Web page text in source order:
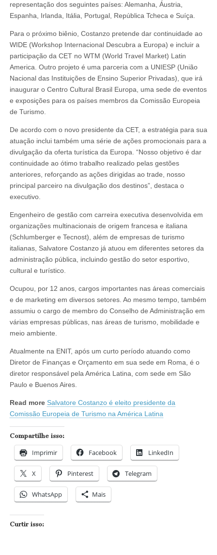
representação dos seguintes países: Alemanha, Áustria,
Espanha, Irlanda, Itália, Portugal, República Tcheca e Suíça.
Para o próximo biênio, Costanzo pretende dar continuidade ao
WIDE (Workshop Internacional Descubra a Europa) e incluir a
participação da CET no WTM (World Travel Market) Latin
America. Outro projeto é uma parceria com a UNIESP (União
Nacional das Instituições de Ensino Superior Privadas), que irá
inaugurar o Centro Cultural Brasil Europa, uma sede de eventos
e exposições para os países membros da Comissão Europeia
de Turismo.
De acordo com o novo presidente da CET, a estratégia para sua
atuação inclui também uma série de ações promocionais para a
divulgação da oferta turística da Europa. “Nosso objetivo é dar
continuidade ao ótimo trabalho realizado pelas gestões
anteriores, reforçando as ações dirigidas ao trade, nosso
principal parceiro na divulgação dos destinos”, destaca o
executivo.
Engenheiro de gestão com carreira executiva desenvolvida em
organizações multinacionais de origem francesa e italiana
(Schlumberger e Tecnost), além de empresas de turismo
italianas, Salvatore Costanzo já atuou em diferentes setores da
administração pública, incluindo gestão do setor esportivo,
cultural e turístico.
Ocupou, por 12 anos, cargos importantes nas áreas comerciais
e de marketing em diversos setores. Ao mesmo tempo, também
assumiu o cargo de membro do Conselho de Administração em
várias empresas públicas, nas áreas de turismo, mobilidade e
meio ambiente.
Atualmente na ENIT, após um curto período atuando como
Diretor de Finanças e Orçamento em sua sede em Roma, é o
diretor responsável pela América Latina, com sede em São
Paulo e Buenos Aires.
Read more Salvatore Costanzo é eleito presidente da
Comissão Europeia de Turismo na América Latina
Compartilhe isso:
Imprimir Facebook LinkedIn
X Pinterest Telegram
WhatsApp Mais
Curtir isso: